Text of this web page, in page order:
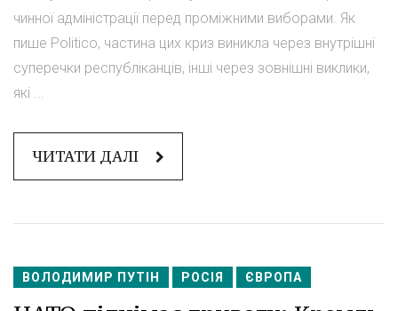
чинної адміністрації перед проміжними виборами. Як
пише Politico, частина цих криз виникла через внутрішні
суперечки республіканців, інші через зовнішні виклики,
які ...
ЧИТАТИ ДАЛІ
ВОЛОДИМИР ПУТІН РОСІЯ ЄВРОПА